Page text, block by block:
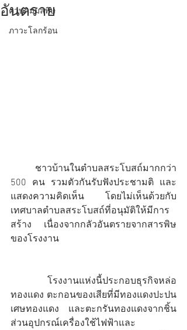
ควบคุมมลพิษ
ภาวะโลกร้อน
อันตราย
500 คน รวมตัวกันรับฟังประชามติ และ
แสดงความคิดเห็น โดยไม่เห็นด้วยกับ
เทศบาลตำบลสระโบสถ์ที่อนุมัติให้มีการ
สร้าง เนื่องจากกลัวอันตรายจากสารพิษ
ของโรงงาน
ทองแดง ตะกอนของเสียที่มีทองแดงปะปน
เศษทองแดง และตะกรันทองแดงจากชิ้น
ส่วนอุปกรณ์เครื่องใช้ไฟฟ้าและ